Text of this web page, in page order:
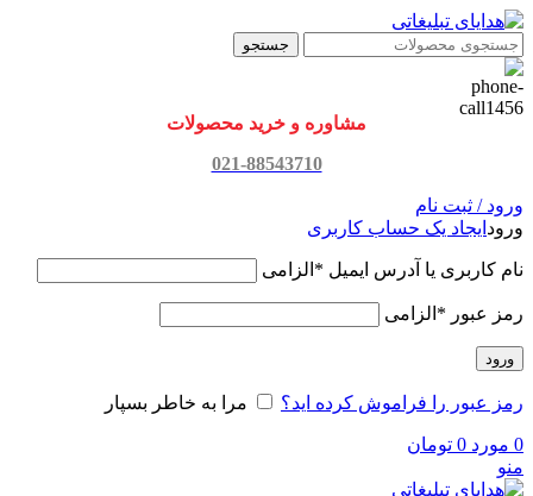
جستجو
مشاوره و خرید محصولات
021-88543710
ورود / ثبت نام
ورود ایجاد یک حساب کاربری
نام کاربری یا آدرس ایمیل * الزامی
رمز عبور * الزامی
ورود
رمز عبور را فراموش کرده اید؟ مرا به خاطر بسپار
0 مورد 0 تومان
منو